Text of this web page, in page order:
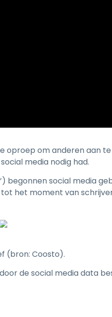
oproep om anderen aan
media nodig had.
begonnen social media
het moment van
(bron: Coosto).
de social media data